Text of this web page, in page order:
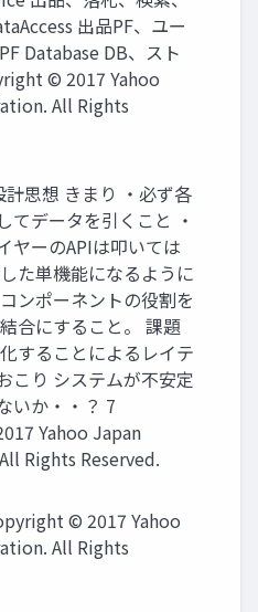
出品PF、ユー
Database DB、スト
© 2017 Yahoo
All Rights
思想 きまり ・必ず各
てデータを引くこと ・
ヤーのAPIは叩いては
た単機能になるように
ンポーネントの役割を
合にすること。 課題
することによるレイテ
こり システムが不安定
いか・・？ 7
Yahoo Japan
Rights Reserved.
© 2017 Yahoo
All Rights